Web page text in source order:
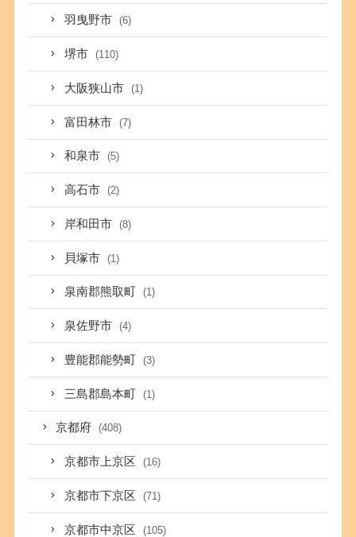
羽曳野市 (6)
堺市 (110)
大阪狭山市 (1)
富田林市 (7)
和泉市 (5)
高石市 (2)
岸和田市 (8)
貝塚市 (1)
泉南郡熊取町 (1)
泉佐野市 (4)
豊能郡能勢町 (3)
三島郡島本町 (1)
京都府 (408)
京都市上京区 (16)
京都市下京区 (71)
京都市中京区 (105)